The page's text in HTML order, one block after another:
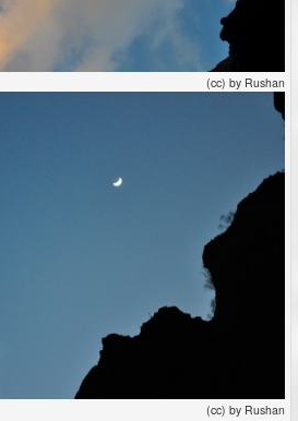
(cc) by Rushan
(cc) by Rushan